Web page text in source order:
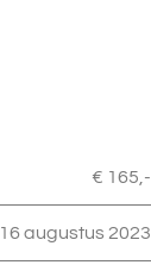
€ 165,-
16 augustus 2023